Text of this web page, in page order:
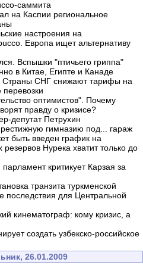
саммита
на Каспии региональное
настроения на
Европа ищет альтернативу
Вспышки "птичьего гриппа"
в Китае, Египте и Канаде
Страны СНГ снижают тарифы на
оптимистов". Почему
правду о кризисе?
депутат Петрухин
гимназию под... гараж
быть введен график на
Нурека хватит только до
критикует Карзая за
транзита туркменской
последствия для Центральной
кинематограф: кому кризис, а
создать узбекско-российское
26.01.2009